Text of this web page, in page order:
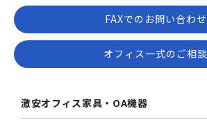
FAXでのお問い合わせ
オフィス一式のご相談
激安オフィス家具・OA機器